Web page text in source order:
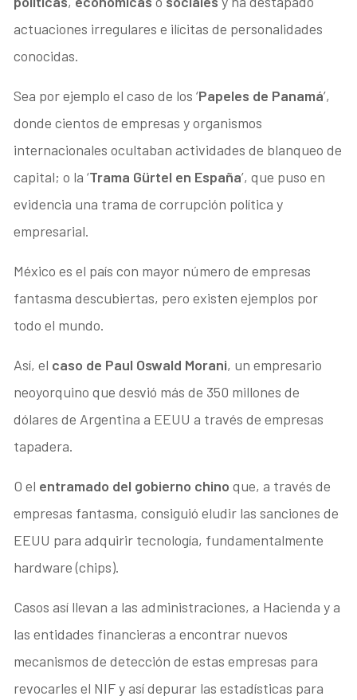
actuaciones irregulares e ilícitas de personalidades
conocidas.
Sea por ejemplo el caso de los ‘Papeles de Panamá’,
donde cientos de empresas y organismos
internacionales ocultaban actividades de blanqueo de
capital; o la ‘Trama Gürtel en España’, que puso en
evidencia una trama de corrupción política y
empresarial.
México es el país con mayor número de empresas
fantasma descubiertas, pero existen ejemplos por
todo el mundo.
Así, el caso de Paul Oswald Morani, un empresario
neoyorquino que desvió más de 350 millones de
dólares de Argentina a EEUU a través de empresas
tapadera.
O el entramado del gobierno chino que, a través de
empresas fantasma, consiguió eludir las sanciones de
EEUU para adquirir tecnología, fundamentalmente
hardware (chips).
Casos así llevan a las administraciones, a Hacienda y a
las entidades financieras a encontrar nuevos
mecanismos de detección de estas empresas para
revocarles el NIF y así depurar las estadísticas para